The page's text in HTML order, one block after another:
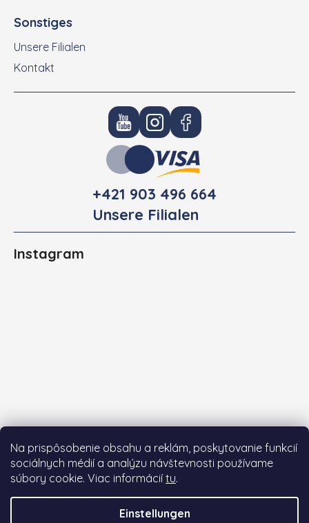
Na prispôsobenie obsahu a reklám, poskytovanie funkcií
sociálnych médií a analýzu návštevnosti používame
súbory cookie. Viac informácií tu.
Einstellungen
Sonstiges
Unsere Filialen
Kontakt
+421 903 496 664
Unsere Filialen
Instagram